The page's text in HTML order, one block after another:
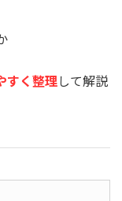
すく整理して解説